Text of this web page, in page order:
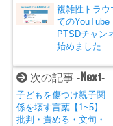
複雑性トラウ
てのYouTube
PTSDチャン
始めました
次の記事 - Next-
子どもを傷つけ親子関
係を壊す言葉【1~5】
批判・責める・文句・